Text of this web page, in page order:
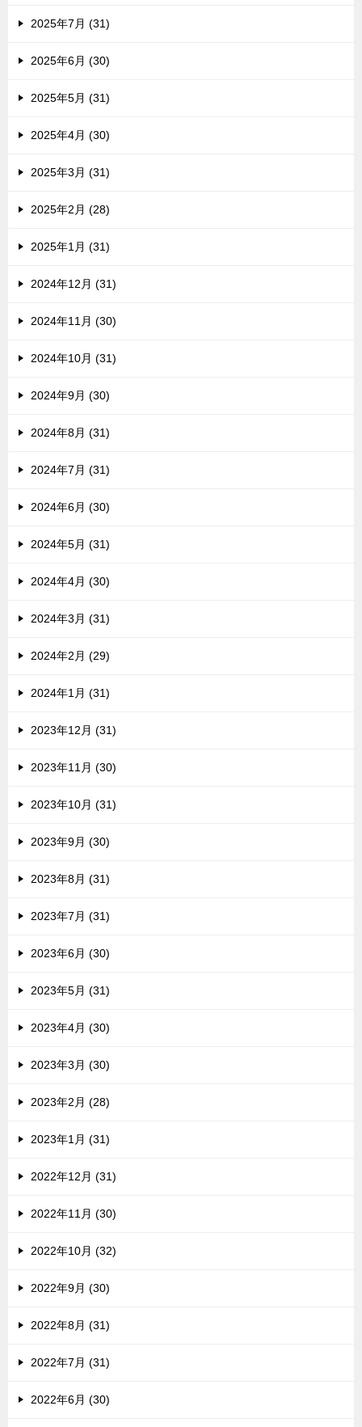
2025年7月 (31)
2025年6月 (30)
2025年5月 (31)
2025年4月 (30)
2025年3月 (31)
2025年2月 (28)
2025年1月 (31)
2024年12月 (31)
2024年11月 (30)
2024年10月 (31)
2024年9月 (30)
2024年8月 (31)
2024年7月 (31)
2024年6月 (30)
2024年5月 (31)
2024年4月 (30)
2024年3月 (31)
2024年2月 (29)
2024年1月 (31)
2023年12月 (31)
2023年11月 (30)
2023年10月 (31)
2023年9月 (30)
2023年8月 (31)
2023年7月 (31)
2023年6月 (30)
2023年5月 (31)
2023年4月 (30)
2023年3月 (30)
2023年2月 (28)
2023年1月 (31)
2022年12月 (31)
2022年11月 (30)
2022年10月 (32)
2022年9月 (30)
2022年8月 (31)
2022年7月 (31)
2022年6月 (30)